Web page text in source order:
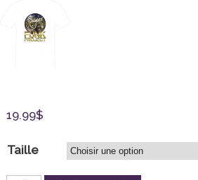
19.99$
Taille